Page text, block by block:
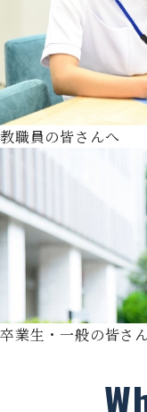
教職員の皆さんへ
卒業生・一般の皆さ